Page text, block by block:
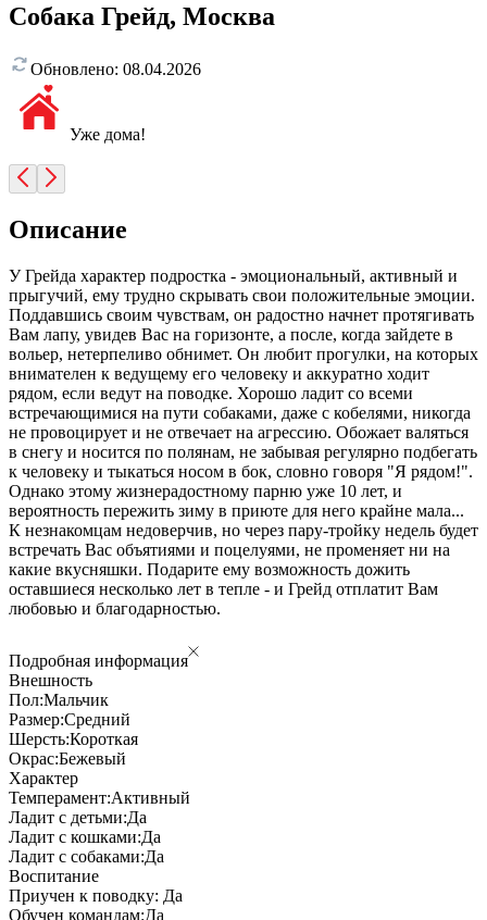
Собака Грейд, Москва
Обновлено: 08.04.2026
Уже дома!
Описание
У Грейда характер подростка - эмоциональный, активный и
прыгучий, ему трудно скрывать свои положительные эмоции.
Поддавшись своим чувствам, он радостно начнет протягивать
Вам лапу, увидев Вас на горизонте, а после, когда зайдете в
вольер, нетерпеливо обнимет. Он любит прогулки, на которых
внимателен к ведущему его человеку и аккуратно ходит
рядом, если ведут на поводке. Хорошо ладит со всеми
встречающимися на пути собаками, даже с кобелями, никогда
не провоцирует и не отвечает на агрессию. Обожает валяться
в снегу и носится по полянам, не забывая регулярно подбегать
к человеку и тыкаться носом в бок, словно говоря "Я рядом!".
Однако этому жизнерадостному парню уже 10 лет, и
вероятность пережить зиму в приюте для него крайне мала...
К незнакомцам недоверчив, но через пару-тройку недель будет
встречать Вас объятиями и поцелуями, не променяет ни на
какие вкусняшки. Подарите ему возможность дожить
оставшиеся несколько лет в тепле - и Грейд отплатит Вам
любовью и благодарностью.
Подробная информация
Внешность
Пол:Мальчик
Размер:Средний
Шерсть:Короткая
Окрас:Бежевый
Характер
Темперамент:Активный
Ладит с детьми:Да
Ладит с кошками:Да
Ладит с собаками:Да
Воспитание
Приучен к поводку: Да
Обучен командам:Да